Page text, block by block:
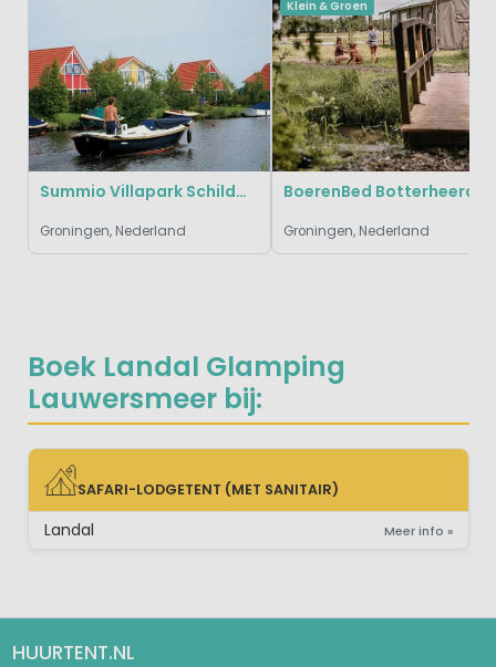
Boek Landal Glamping
Lauwersmeer bij:
SAFARI-LODGETENT (MET SANITAIR)
SAFARI-LODGETENT (MET SANITAIR)
Landal Meer info »
Summio Villapark Schildmeer
Groningen, Nederland
Klein & Groen
BoerenBed Botterheerd
Groningen, Nederland
HUURTENT.NL